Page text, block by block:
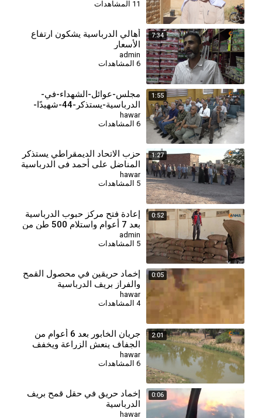
11 المشاهدات
7:34
⁣أهالي الدرباسية يشكون ارتفاع
الأسعار
admin
6 المشاهدات
1:55
مجلس-عوائل-الشهداء-في-
الدرباسية-يستذكر-44-شهيدًا-
وشهيدة-2026-6-30 (6)
hawar
6 المشاهدات
1:27
حزب الاتحاد الديمقراطي يستذكر
المناضل علي أحمد في الدرباسية
hawar
5 المشاهدات
0:52
إعادة فتح مركز حبوب الدرباسية
بعد 7 أعوام واستلام 500 طن من
القمح
admin
5 المشاهدات
0:05
إخماد حريقين في محصول القمح
والفراز بريف الدرباسية
hawar
2:01
جريان الخابور بعد 6 أعوام من
الجفاف ينعش الزراعة ويخفف
الأعباء البيئية
hawar
0:06
إخماد حريق في حقل قمح بريف
الدرباسية
hawar